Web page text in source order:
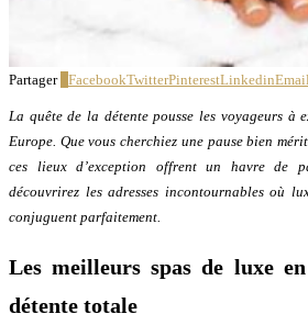
Partager FacebookTwitterPinterestLinkedinEmail
La quête de la détente pousse les voyageurs à
Europe. Que vous cherchiez une pause bien
ces lieux d’exception offrent un havre de
découvrirez les adresses incontournables où
conjuguent parfaitement.
Les meilleurs spas de luxe
détente totale